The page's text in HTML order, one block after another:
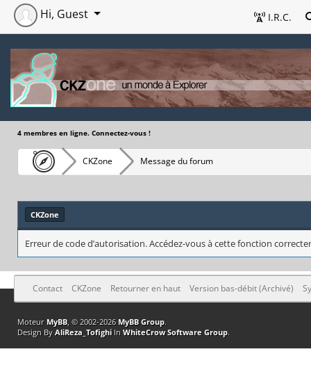
I.R.C.
Hi, Guest
4 membres en ligne. Connectez-vous !
CKZone Message du forum
CKZone
Erreur de code d’autorisation. Accédez-vous à cette fonction
Contact CKZone Retourner en haut Version bas-débit (Archivé)
Moteur MyBB, © 2002-2026 MyBB Group.
Design By AliReza_TofighiIn WhiteCrow Software Group.